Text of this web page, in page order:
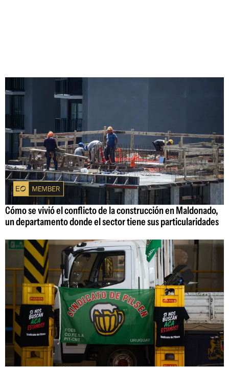
Cómo se vivió el conflicto de la construcción en Maldonado,
un departamento donde el sector tiene sus particularidades